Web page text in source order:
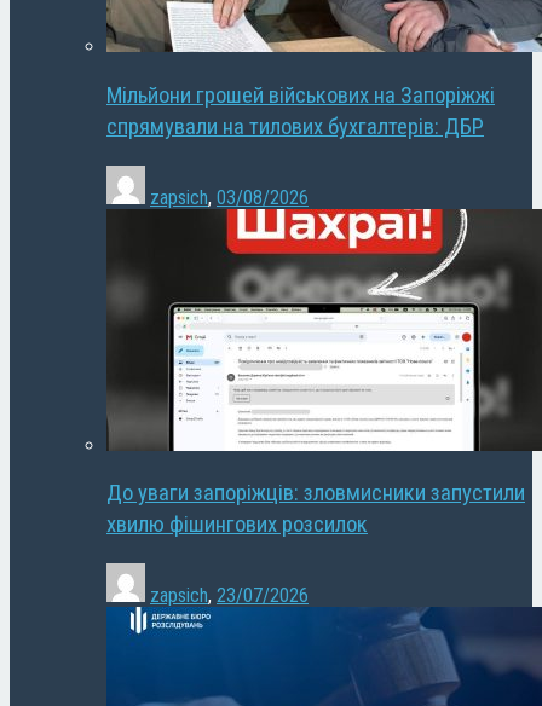
Мільйони грошей військових на Запоріжжі
спрямували на тилових бухгалтерів: ДБР
zapsich, 03/08/2026
До уваги запоріжців: зловмисники запустили
хвилю фішингових розсилок
zapsich, 23/07/2026